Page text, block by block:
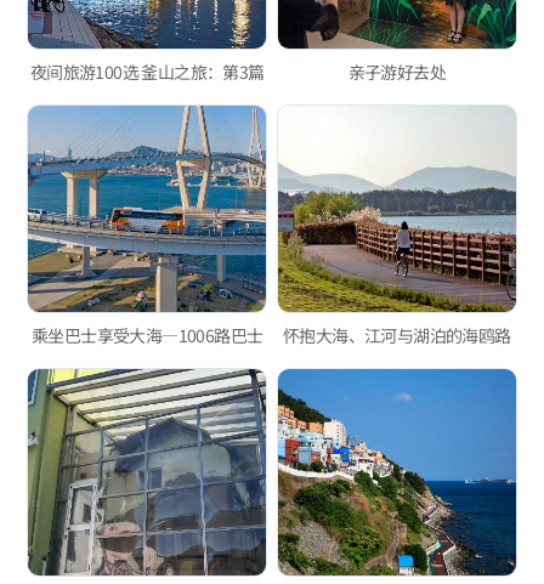
夜间旅游100选 釜山之旅：第3篇 亲子游好去处
乘坐巴士享受大海—1006路巴士 怀抱大海、江河与湖泊的海鸥路